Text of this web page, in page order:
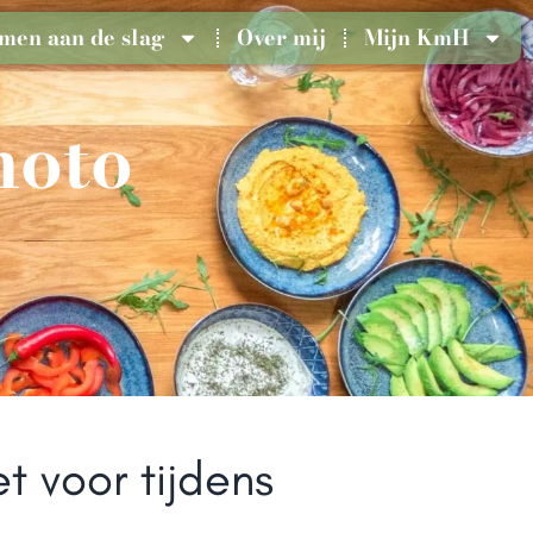
aan de slag Over mij Mijn KmH
voor tijdens